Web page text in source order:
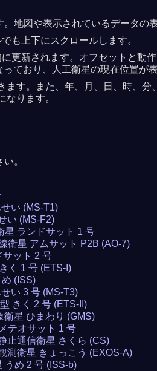
地図や表示されているデータの
も上下にスクロールします。
更新されます。オフセットと動
ており、人工衛星の現在位置が
す。また、年、月、日、時、
ります。
。
い (MS-T1)
い (MS-F2)
星 ランドサット 1 号
衛星 アムサット P2B (AO-7)
サット 2 号
く 1 号 (ETS-I)
(ISS)
い 3 号 (MS-T3)
きく 2 号 (ETS-II)
衛星 ひまわり (GMS)
テオサット 1 号
止通信衛星 さくら (CS)
測衛星 きょっこう (EXOS-A)
うめ 2 号 (ISS-b)